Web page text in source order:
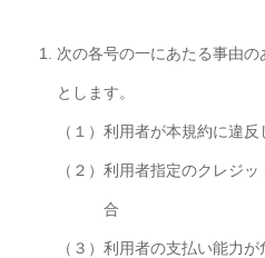
次の各号の一にあたる事由
とします。
（１） 利用者が本規約に違反
（２） 利用者指定のクレジ
合
（３） 利用者の支払い能力